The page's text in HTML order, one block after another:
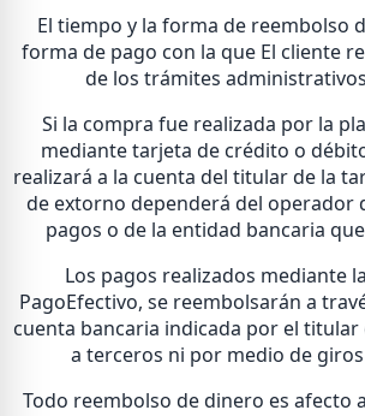
El tiempo y la forma de reembolso
forma de pago con la que El cliente
de los trámites
Si la compra fue realizada por la
mediante tarjeta de crédito o
realizará a la cuenta del titular de la
de extorno dependerá del operador
pagos o de la entidad bancaria
Los pagos realizados mediante
PagoEfectivo, se reembolsarán a
cuenta bancaria indicada por el titular
a terceros ni por medio de
Todo reembolso de dinero es afecto